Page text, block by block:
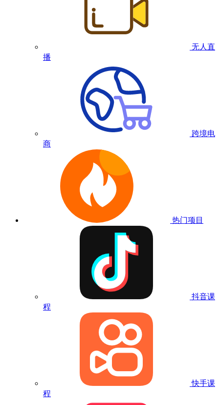
无人直
播
跨境电
商
热门项目
抖音课
程
快手课
程